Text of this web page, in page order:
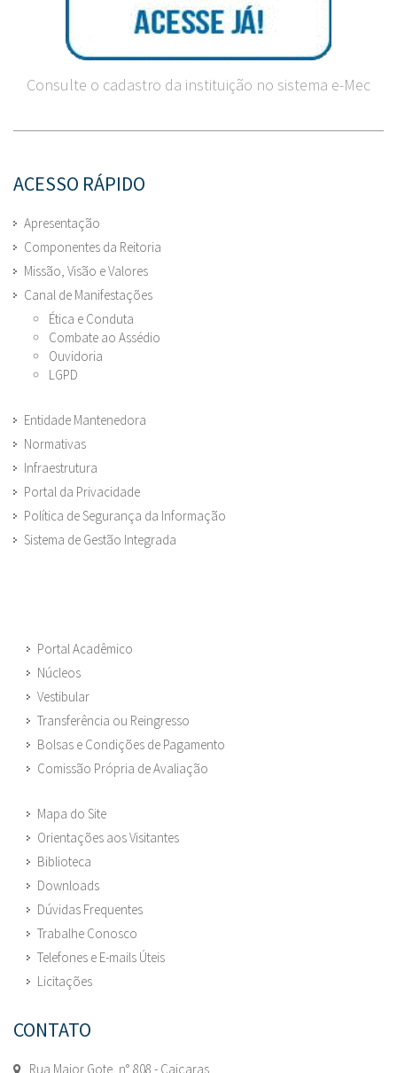
Consulte o cadastro da instituição no sistema e-Mec
ACESSO RÁPIDO
Apresentação
Componentes da Reitoria
Missão, Visão e Valores
Canal de Manifestações
Ética e Conduta
Combate ao Assédio
Ouvidoria
LGPD
Entidade Mantenedora
Normativas
Infraestrutura
Portal da Privacidade
Política de Segurança da Informação
Sistema de Gestão Integrada
Portal Acadêmico
Núcleos
Vestibular
Transferência ou Reingresso
Bolsas e Condições de Pagamento
Comissão Própria de Avaliação
Mapa do Site
Orientações aos Visitantes
Biblioteca
Downloads
Dúvidas Frequentes
Trabalhe Conosco
Telefones e E-mails Úteis
Licitações
CONTATO
Rua Major Gote, n° 808 - Caiçaras